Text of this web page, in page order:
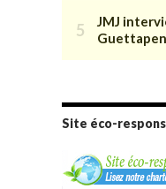
Site éco-